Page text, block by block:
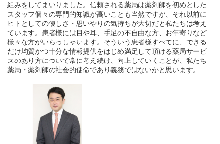
組みをしてまいりました。信頼される薬局は薬剤師を初めとした
スタッフ個々の専門的知識が高いことも当然ですが、それ以前に
ヒトとしての優しさ・思いやりの気持ちが大切だと私たちは考え
ています。患者様には目や耳、手足の不自由な方、お年寄りなど
様々な方がいらっしゃいます。そういう患者様すべてに、できる
だけ均質かつ十分な情報提供をはじめ満足して頂ける薬局サービ
スのあり方について常に考え続け、向上していくことが、私たち
薬局・薬剤師の社会的使命であり義務ではないかと思います。